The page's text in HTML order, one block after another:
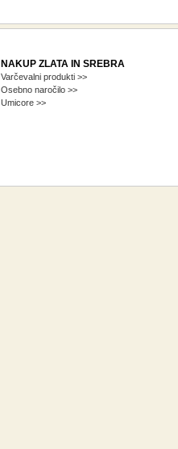
NAKUP ZLATA IN SREBRA
Varčevalni produkti >>
Osebno naročilo >>
Umicore >>